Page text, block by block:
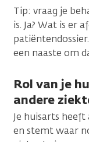
Tip: vraag je
is. Ja? Wat is er
een naaste om
Rol van je
andere
Je huisarts
en stemt waar